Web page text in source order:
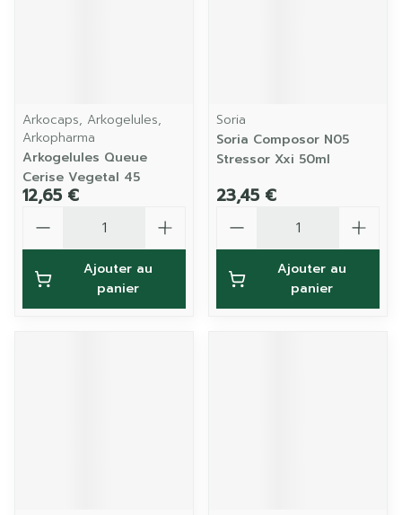
Arkocaps, Arkogelules,
Arkopharma
Arkogelules Queue
Cerise Vegetal 45
12,65 €
Ajouter au
panier
Soria
Soria Composor N05
Stressor Xxi 50ml
23,45 €
Ajouter au
panier